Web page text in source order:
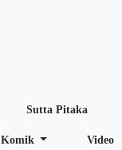
Sutta Pitaka
Komik Video